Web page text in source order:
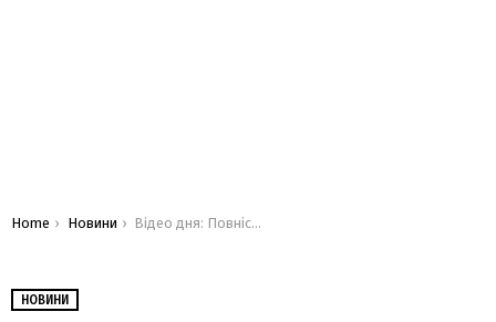
You are here:
Home Новини Відео дня: Повністю електричний Land Rover Defender розганяється до “сотні” за 5,5 секунд
НОВИНИ